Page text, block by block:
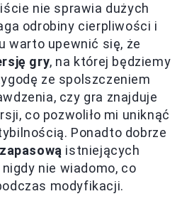
nie sprawia dużych
odrobiny cierpliwości i
warto upewnić się, że
gry, na której będziemy
ze spolszczeniem
czy gra znajduje
co pozwoliło mi uniknąć
Ponadto dobrze
istniejących
nie wiadomo, co
modyfikacji.